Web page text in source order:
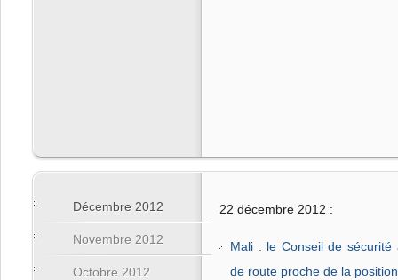
Décembre 2012
Novembre 2012
Octobre 2012
22 décembre 2012 :
Mali : le Conseil de sécurité
de route proche de la